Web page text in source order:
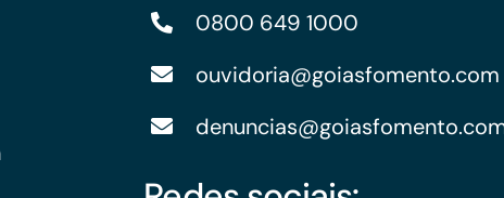
0800 649 1000
ouvidoria@goiasfomento.com